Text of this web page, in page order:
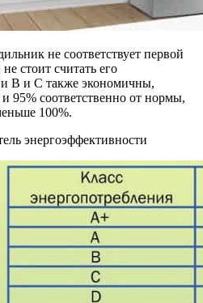
не соответствует первой
стоит считать его
В и С также экономичны,
95% соответственно от нормы,
100%.
энергоэффективности